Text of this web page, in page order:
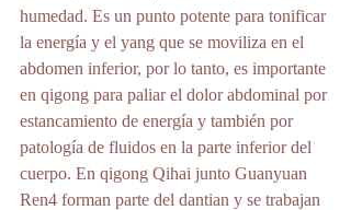
humedad. Es un punto potente para tonificar
la energía y el yang que se moviliza en el
abdomen inferior, por lo tanto, es importante
en qigong para paliar el dolor abdominal por
estancamiento de energía y también por
patología de fluidos en la parte inferior del
cuerpo. En qigong Qihai junto Guanyuan
Ren4 forman parte del dantian y se trabajan